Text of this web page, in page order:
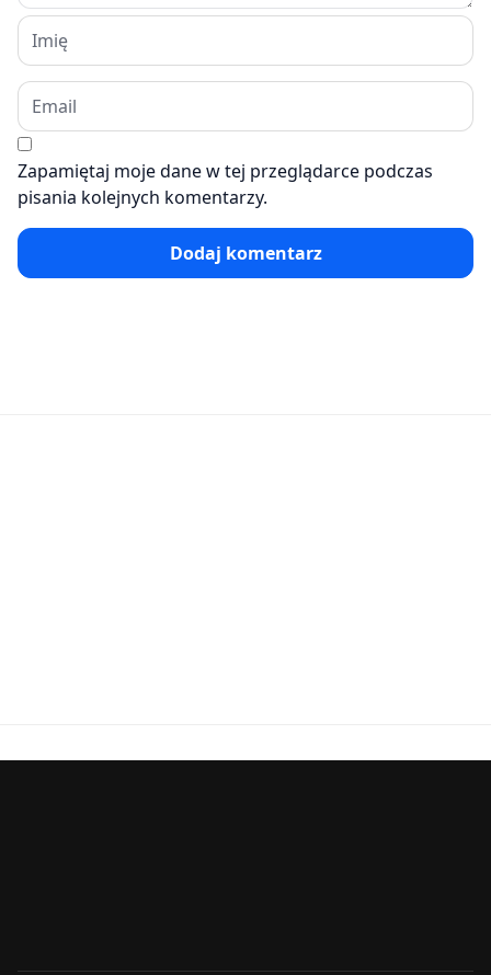
Zapamiętaj moje dane w tej przeglądarce podczas
pisania kolejnych komentarzy.
Dodaj komentarz